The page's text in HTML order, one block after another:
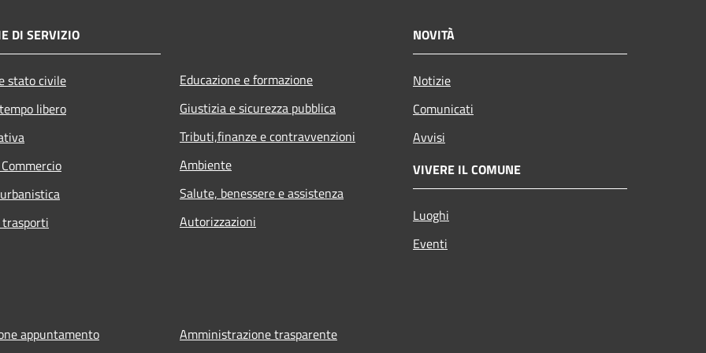
DI SERVIZIO
stato civile
libero
Educazione e formazione
Giustizia e sicurezza pubblica
Tributi,finanze e contravvenzioni
Ambiente
Salute, benessere e assistenza
Autorizzazioni
NOVITÀ
Notizie
Comunicati
Avvisi
VIVERE IL COMUNE
Luoghi
Eventi
appuntamento
Amministrazione trasparente